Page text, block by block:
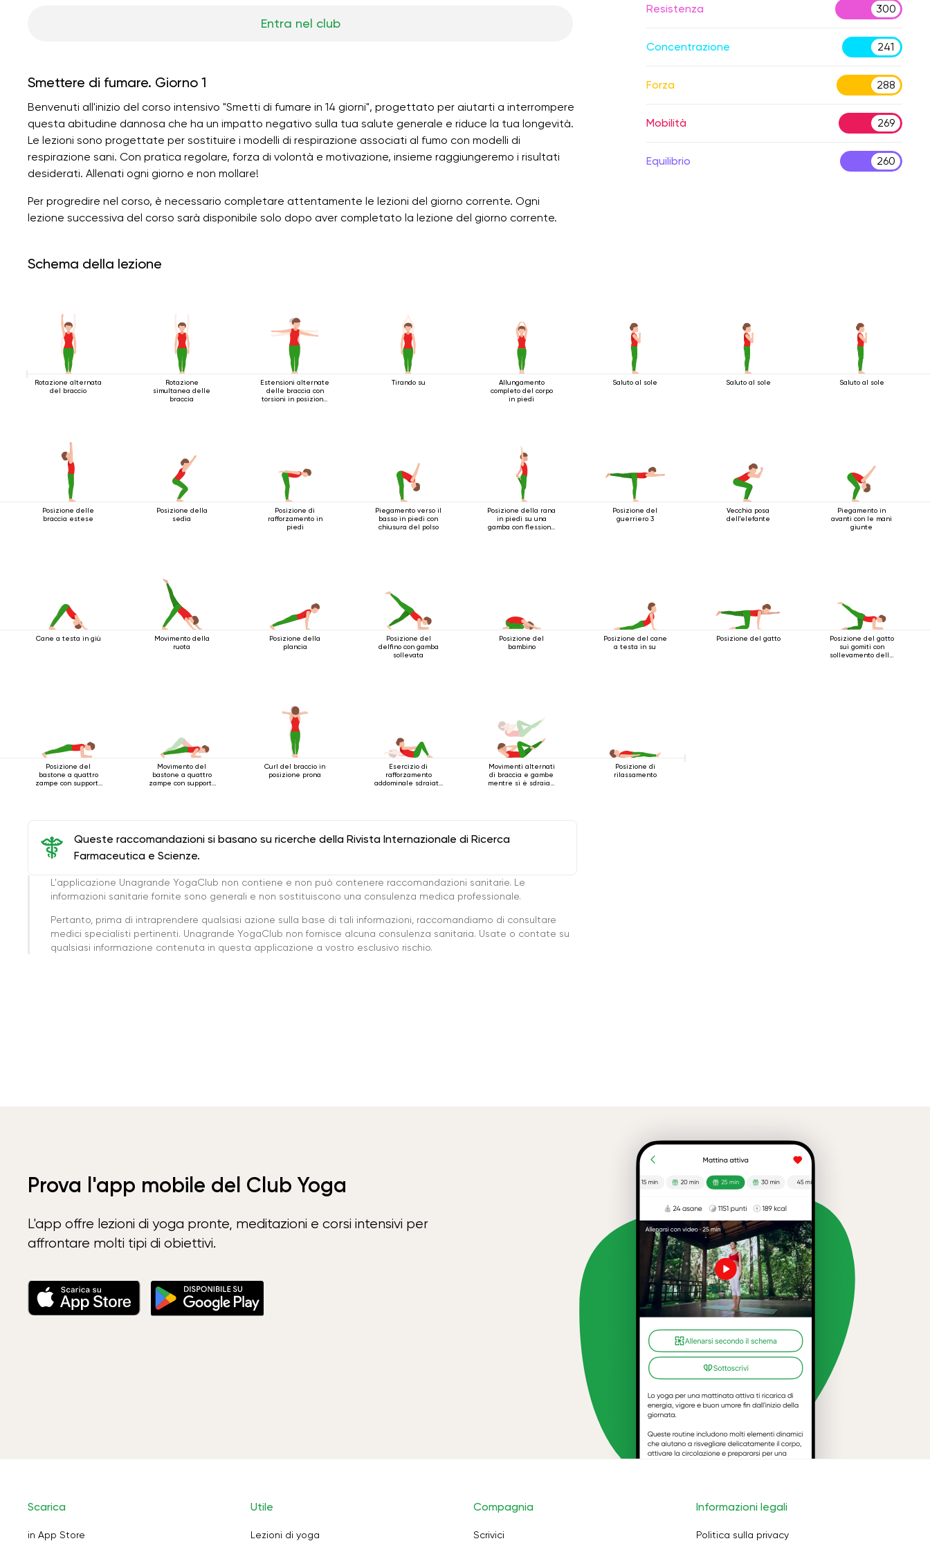
Entra nel club
Smettere di fumare. Giorno 1
Benvenuti all'inizio del corso intensivo "Smetti di fumare in 14 giorni", progettato per aiutarti a interrompere
questa abitudine dannosa che ha un impatto negativo sulla tua salute generale e riduce la tua longevità.
Le lezioni sono progettate per sostituire i modelli di respirazione associati al fumo con modelli di
respirazione sani. Con pratica regolare, forza di volontà e motivazione, insieme raggiungeremo i risultati
desiderati. Allenati ogni giorno e non mollare!
Per progredire nel corso, è necessario completare attentamente le lezioni del giorno corrente. Ogni
lezione successiva del corso sarà disponibile solo dopo aver completato la lezione del giorno corrente.
Resistenza 300
Concentrazione 241
Forza 288
Mobilità 269
Equilibrio 260
Schema della lezione
Rotazione alternata
del braccio
Rotazione
simultanea delle
braccia
Estensioni alternate
delle braccia con
torsioni in posizione
Tirando su
Allungamento
completo del corpo
in piedi
Saluto al sole Saluto al sole Saluto al sole
Posizione delle
braccia estese
Posizione della
sedia
Posizione di
rafforzamento in
piedi
Piegamento verso il
basso in piedi con
chiusura del polso
Posizione della rana
in piedi su una
gamba con flessione
Posizione del
guerriero 3
Vecchia posa
dell'elefante
Piegamento in
avanti con le mani
giunte
Cane a testa in giù
Movimento della
ruota
Posizione della
plancia
Posizione del
delfino con gamba
sollevata
Posizione del
bambino
Posizione del cane
a testa in su
Posizione del gatto
Posizione del gatto
sui gomiti con
sollevamento della
Posizione del
bastone a quattro
zampe con supporto
Movimento del
bastone a quattro
zampe con supporto
Curl del braccio in
posizione prona
Esercizio di
rafforzamento
addominale sdraiato
Movimenti alternati
di braccia e gambe
mentre si è sdraiati
Posizione di
rilassamento
Queste raccomandazioni si basano su ricerche della Rivista Internazionale di Ricerca
Farmaceutica e Scienze.
L'applicazione Unagrande YogaClub non contiene e non può contenere raccomandazioni sanitarie. Le
informazioni sanitarie fornite sono generali e non sostituiscono una consulenza medica professionale.
Pertanto, prima di intraprendere qualsiasi azione sulla base di tali informazioni, raccomandiamo di consultare
medici specialisti pertinenti. Unagrande YogaClub non fornisce alcuna consulenza sanitaria. Usate o contate su
qualsiasi informazione contenuta in questa applicazione a vostro esclusivo rischio.
Prova l'app mobile del Club Yoga
L'app offre lezioni di yoga pronte, meditazioni e corsi intensivi per
affrontare molti tipi di obiettivi.
Scarica
in App Store
Utile
Lezioni di yoga
Compagnia
Scrivici
Informazioni legali
Politica sulla privacy